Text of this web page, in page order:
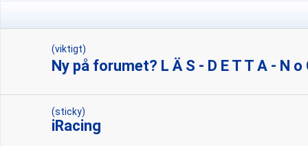
(viktigt)
Ny på forumet? L Ä S - D E T T A - N o
(sticky)
iRacing